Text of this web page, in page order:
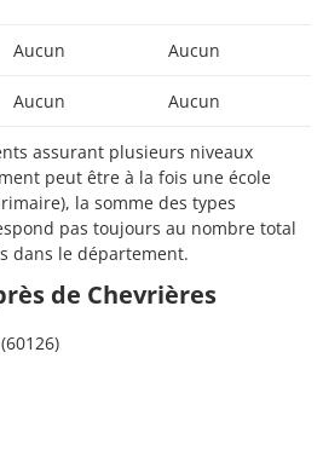
Aucun Aucun
Aucun Aucun
assurant plusieurs niveaux
peut être à la fois une école
la somme des types
pas toujours au nombre total
dans le département.
de Chevrières